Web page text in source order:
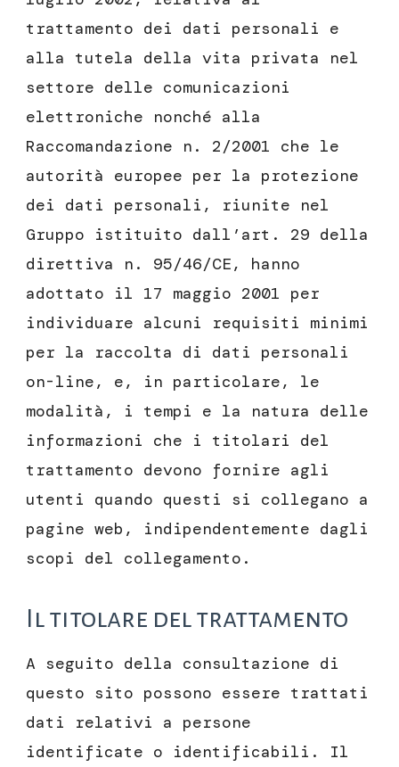
trattamento dei dati personali e
alla tutela della vita privata nel
settore delle comunicazioni
elettroniche nonché alla
Raccomandazione n. 2/2001 che le
autorità europee per la protezione
dei dati personali, riunite nel
Gruppo istituito dall’art. 29 della
direttiva n. 95/46/CE, hanno
adottato il 17 maggio 2001 per
individuare alcuni requisiti minimi
per la raccolta di dati personali
on-line, e, in particolare, le
modalità, i tempi e la natura delle
informazioni che i titolari del
trattamento devono fornire agli
utenti quando questi si collegano a
pagine web, indipendentemente dagli
scopi del collegamento.
Il titolare del trattamento
A seguito della consultazione di
questo sito possono essere trattati
dati relativi a persone
identificate o identificabili. Il